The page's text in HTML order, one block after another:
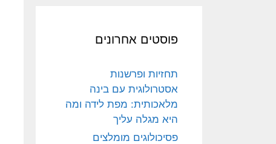
פוסטים אחרונים
תחזיות ופרשנות
אסטרולוגית עם בינה
מלאכותית: מפת לידה ומה
היא מגלה עליך
פסיכולוגים מומלצים